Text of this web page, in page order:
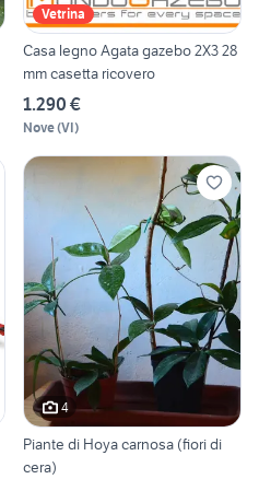
Vetrina
Casa legno Agata gazebo 2X3 28
mm casetta ricovero
1.290 €
Nove(VI)
4
Piante di Hoya carnosa (fiori di
cera)